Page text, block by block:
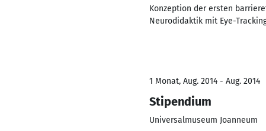
Konzeption der ersten
Neurodidaktik mit Eye-
1 Monat, Aug. 2014 - Aug. 2014
Stipendium
Universalmuseum Joanneum